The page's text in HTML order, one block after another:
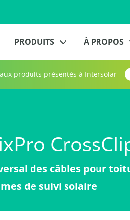
PRODUITS À PROPOS
produits présentés à Intersolar
des câbles pour
de suivi solaire